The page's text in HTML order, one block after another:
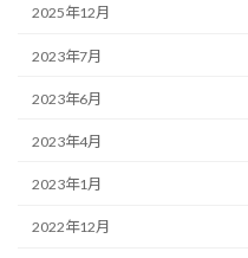
2025年12月
2023年7月
2023年6月
2023年4月
2023年1月
2022年12月